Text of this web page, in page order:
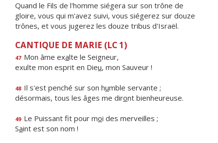
Quand le Fils de l'homme siégera sur son trône de
gloire, vous qui m'avez suivi, vous siégerez sur douze
trônes, et vous jugerez les douze tribus d'Israël.
CANTIQUE DE MARIE (LC 1)
47 Mon âme exalte le Seigneur,
exulte mon esprit en Dieu, mon Sauveur !
48 Il s'est penché sur son humble servante ;
désormais, tous les âges me diront bienheureuse.
49 Le Puissant fit pour moi des merveilles ;
Saint est son nom !